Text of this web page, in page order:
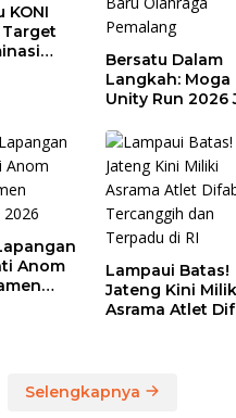
KONI
Target
Bersatu Dalam
Langkah: Moga
Unity Run 2026
Olahraga
Anom
Lampaui Batas!
Jateng Kini
Asrama Atlet
Selengkapnya